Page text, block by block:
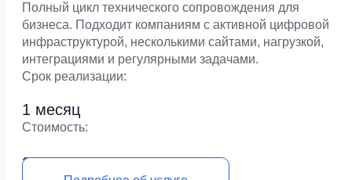
Полный цикл технического сопровождения для
бизнеса. Подходит компаниям с активной цифровой
инфраструктурой, несколькими сайтами, нагрузкой,
интеграциями и регулярными задачами.
Срок реализации:
1 месяц
Cтоимость:
250 000 ₽